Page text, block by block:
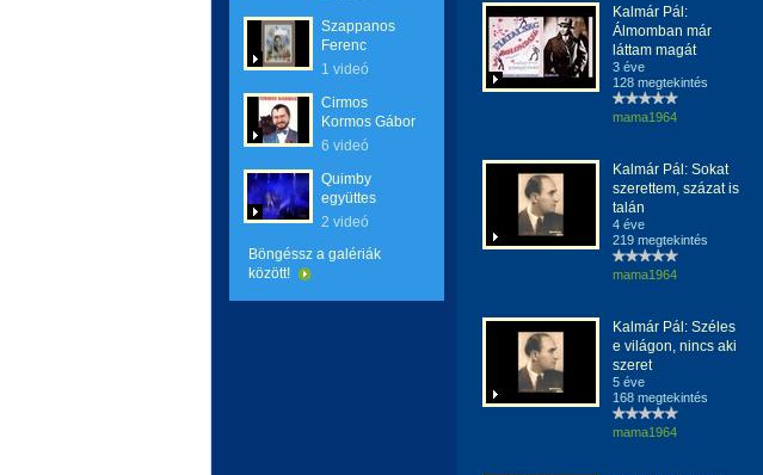
Szappanos
Ferenc
1 videó
Cirmos
Kormos Gábor
6 videó
Quimby
együttes
2 videó
Böngéssz a galériák
között!
Kalmár Pál:
Álmomban már
láttam magát
3 éve
128 megtekintés
mama1964
Kalmár Pál: Sokat
szerettem, százat is
talán
4 éve
219 megtekintés
mama1964
Kalmár Pál: Széles
e világon, nincs aki
szeret
5 éve
168 megtekintés
mama1964